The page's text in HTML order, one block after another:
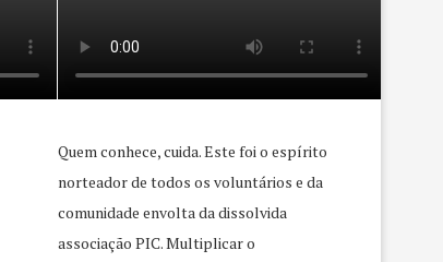
Quem conhece, cuida. Este foi o espírito
norteador de todos os voluntários e da
comunidade envolta da dissolvida
associação PIC. Multiplicar o